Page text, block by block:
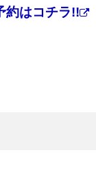
はコチラ!!